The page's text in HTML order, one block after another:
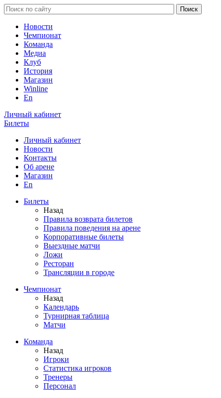
Новости
Чемпионат
Команда
Медиа
Клуб
История
Магазин
Winline
En
Личный кабинет
Билеты
Личный кабинет
Новости
Контакты
Об арене
Магазин
En
Билеты
Назад
Правила возврата билетов
Правила поведения на арене
Корпоративные билеты
Выездные матчи
Ложи
Ресторан
Трансляции в городе
Чемпионат
Назад
Календарь
Турнирная таблица
Матчи
Команда
Назад
Игроки
Статистика игроков
Тренеры
Персонал